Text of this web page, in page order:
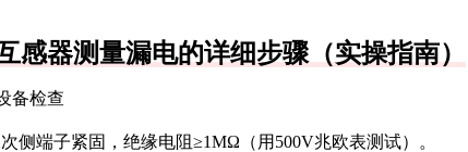
感器测量漏电的详细步骤（实操指南）
备检查
侧端子紧固，绝缘电阻≥1MΩ（用500V兆欧表测试）。